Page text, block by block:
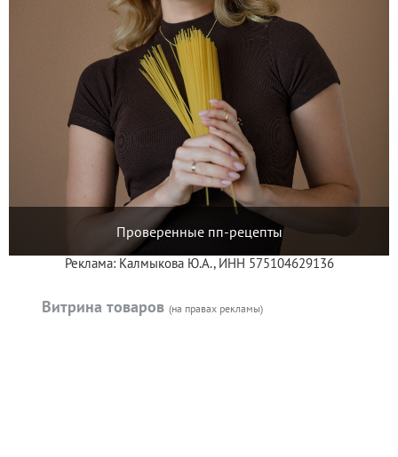
Проверенные пп-рецепты
Реклама: Калмыкова Ю.А., ИНН 575104629136
Витрина товаров (на правах рекламы)